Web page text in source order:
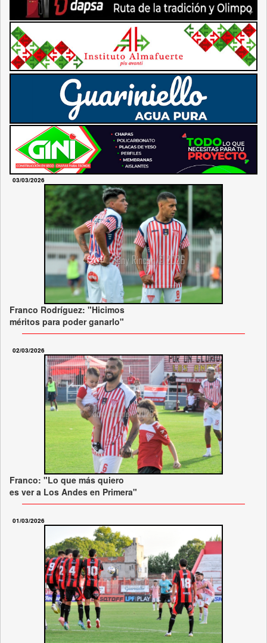
03/03/2026
Franco Rodríguez: "Hicimos
méritos para poder ganarlo"
02/03/2026
Franco: "Lo que más quiero
es ver a Los Andes en Primera"
01/03/2026